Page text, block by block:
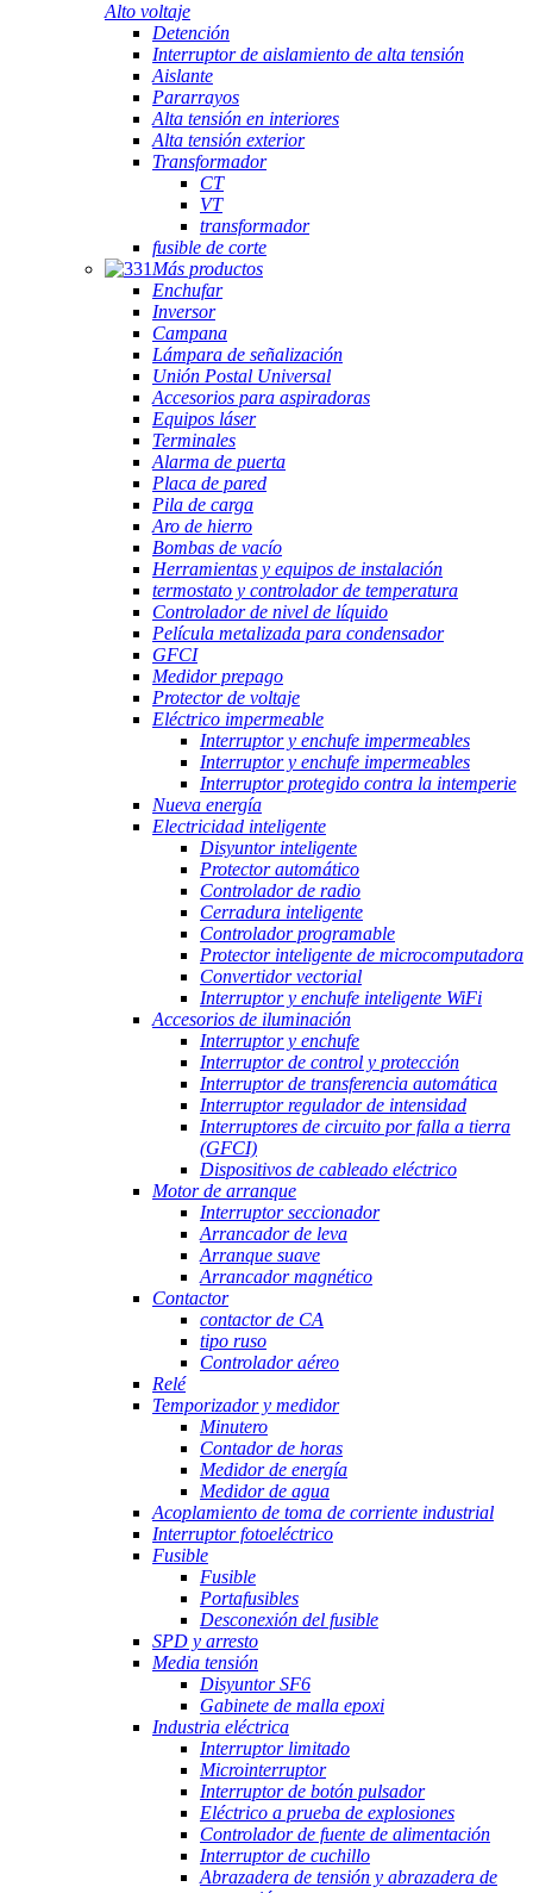
Alto voltaje
Detención
Interruptor de aislamiento de alta tensión
Aislante
Pararrayos
Alta tensión en interiores
Alta tensión exterior
Transformador
CT
VT
transformador
fusible de corte
Más productos
Enchufar
Inversor
Campana
Lámpara de señalización
Unión Postal Universal
Accesorios para aspiradoras
Equipos láser
Terminales
Alarma de puerta
Placa de pared
Pila de carga
Aro de hierro
Bombas de vacío
Herramientas y equipos de instalación
termostato y controlador de temperatura
Controlador de nivel de líquido
Película metalizada para condensador
GFCI
Medidor prepago
Protector de voltaje
Eléctrico impermeable
Interruptor y enchufe impermeables
Interruptor y enchufe impermeables
Interruptor protegido contra la intemperie
Nueva energía
Electricidad inteligente
Disyuntor inteligente
Protector automático
Controlador de radio
Cerradura inteligente
Controlador programable
Protector inteligente de microcomputadora
Convertidor vectorial
Interruptor y enchufe inteligente WiFi
Accesorios de iluminación
Interruptor y enchufe
Interruptor de control y protección
Interruptor de transferencia automática
Interruptor regulador de intensidad
Interruptores de circuito por falla a tierra
(GFCI)
Dispositivos de cableado eléctrico
Motor de arranque
Interruptor seccionador
Arrancador de leva
Arranque suave
Arrancador magnético
Contactor
contactor de CA
tipo ruso
Controlador aéreo
Relé
Temporizador y medidor
Minutero
Contador de horas
Medidor de energía
Medidor de agua
Acoplamiento de toma de corriente industrial
Interruptor fotoeléctrico
Fusible
Fusible
Portafusibles
Desconexión del fusible
SPD y arresto
Media tensión
Disyuntor SF6
Gabinete de malla epoxi
Industria eléctrica
Interruptor limitado
Microinterruptor
Interruptor de botón pulsador
Eléctrico a prueba de explosiones
Controlador de fuente de alimentación
Interruptor de cuchillo
Abrazadera de tensión y abrazadera de